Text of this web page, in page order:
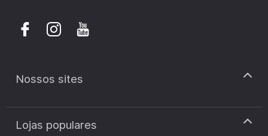
Nossos sites
discount.pt
discount.sk
Lojas populares